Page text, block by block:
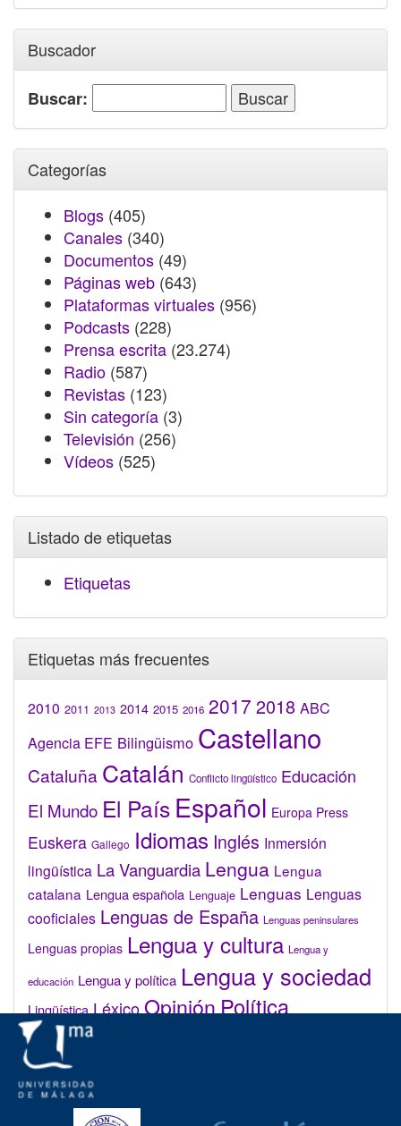
Buscador
Buscar:
Categorías
Blogs (405)
Canales (340)
Documentos (49)
Páginas web (643)
Plataformas virtuales (956)
Podcasts (228)
Prensa escrita (23.274)
Radio (587)
Revistas (123)
Sin categoría (3)
Televisión (256)
Vídeos (525)
Listado de etiquetas
Etiquetas
Etiquetas más frecuentes
2010 2011 2013 2014 2015 2016 2017 2018 ABC
Agencia EFE Bilingüismo Castellano
Cataluña Catalán Conflicto lingüístico Educación
El Mundo El País Español Europa Press
Euskera Gallego Idiomas Inglés Inmersión
lingüística La Vanguardia Lengua Lengua
catalana Lengua española Lenguaje Lenguas Lenguas
cooficiales Lenguas de España Lenguas peninsulares
Lenguas propias Lengua y cultura Lengua y
educación Lengua y política Lengua y sociedad
Lingüística LéxicoOpiniónPolítica
lingüística
Valenciano